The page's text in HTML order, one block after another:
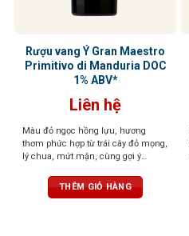
Rượu vang Ý Gran Maestro
Primitivo di Manduria DOC
1% ABV*
Liên hệ
Màu đỏ ngọc hồng lựu, hương
thơm phức hợp từ trái cây đỏ mọng,
lý chua, mứt mận, cùng gợi ý
tròn trịa, tannin mềm mại, ngọt
THÊM GIỎ HÀNG